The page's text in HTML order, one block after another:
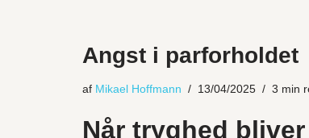
Angst i parforholdet
af Mikael Hoffmann 13/04/2025 3 min
Når tryghed